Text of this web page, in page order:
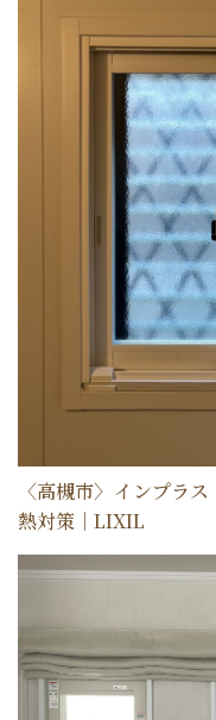
〈高槻市〉インプラ
熱対策｜LIXIL